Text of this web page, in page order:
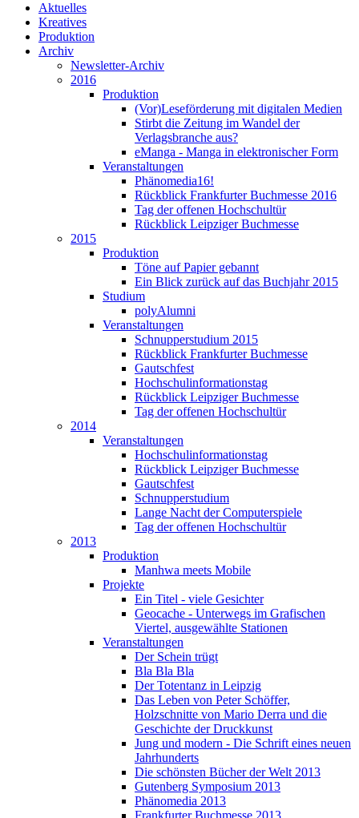
Aktuelles
Kreatives
Produktion
Archiv
Newsletter-Archiv
2016
Produktion
(Vor)Leseförderung mit digitalen Medien
Stirbt die Zeitung im Wandel der
Verlagsbranche aus?
eManga - Manga in elektronischer Form
Veranstaltungen
Phänomedia16!
Rückblick Frankfurter Buchmesse 2016
Tag der offenen Hochschultür
Rückblick Leipziger Buchmesse
2015
Produktion
Töne auf Papier gebannt
Ein Blick zurück auf das Buchjahr 2015
Studium
polyAlumni
Veranstaltungen
Schnupperstudium 2015
Rückblick Frankfurter Buchmesse
Gautschfest
Hochschulinformationstag
Rückblick Leipziger Buchmesse
Tag der offenen Hochschultür
2014
Veranstaltungen
Hochschulinformationstag
Rückblick Leipziger Buchmesse
Gautschfest
Schnupperstudium
Lange Nacht der Computerspiele
Tag der offenen Hochschultür
2013
Produktion
Manhwa meets Mobile
Projekte
Ein Titel - viele Gesichter
Geocache - Unterwegs im Grafischen
Viertel, ausgewählte Stationen
Veranstaltungen
Der Schein trügt
Bla Bla Bla
Der Totentanz in Leipzig
Das Leben von Peter Schöffer,
Holzschnitte von Mario Derra und die
Geschichte der Druckkunst
Jung und modern - Die Schrift eines neuen
Jahrhunderts
Die schönsten Bücher der Welt 2013
Gutenberg Symposium 2013
Phänomedia 2013